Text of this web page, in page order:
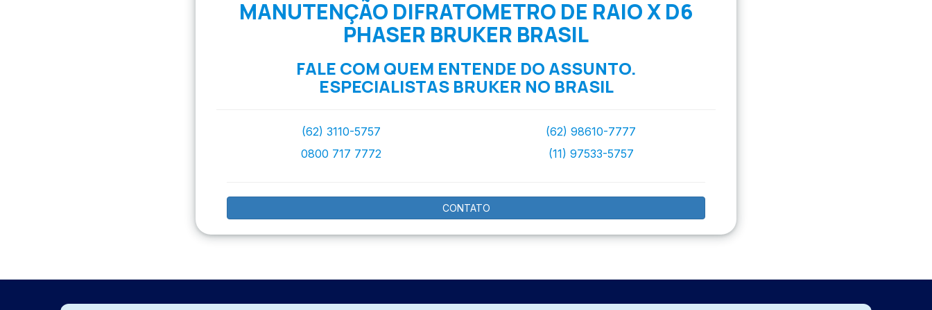
MANUTENÇÃO DIFRATOMETRO DE RAIO X D6
PHASER BRUKER BRASIL
FALE COM QUEM ENTENDE DO ASSUNTO.
ESPECIALISTAS BRUKER NO BRASIL
(62) 3110-5757
0800 717 7772
(62) 98610-7777
(11) 97533-5757
CONTATO